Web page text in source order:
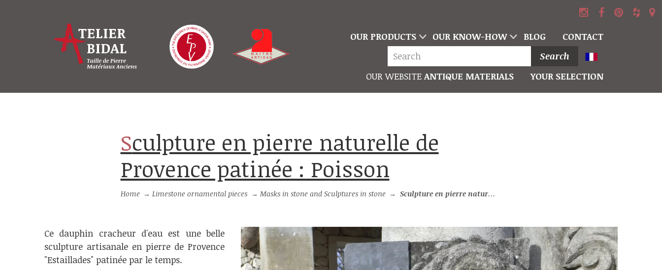
OUR PRODUCTS OUR KNOW-HOW BLOG
CONTACT
Search
OUR WEBSITE ANTIQUE MATERIALS YOUR SELECTION
Sculpture en pierre naturelle de
Provence patinée : Poisson
Home →Limestone ornamental pieces → Masks in stone and Sculptures in stone → Sculpture en pierre naturelle de Provence patinée : Poisson
Ce dauphin cracheur d'eau est une belle
sculpture artisanale en pierre de Provence
"Estaillades" patinée par le temps.